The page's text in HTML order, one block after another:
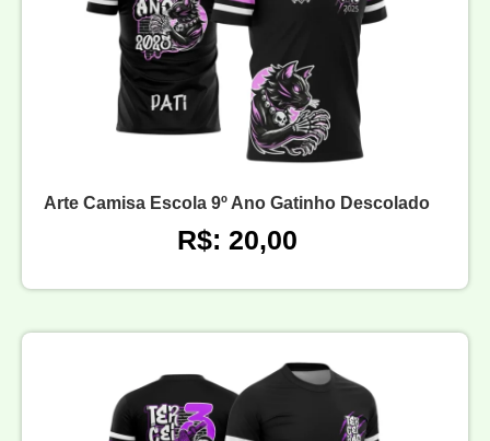
Arte Camisa Escola 9º Ano Gatinho Descolado
R$: 20,00